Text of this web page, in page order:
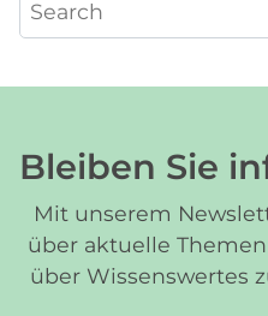
Bleiben Sie
Mit unserem
über aktuelle
über Wissenswertes